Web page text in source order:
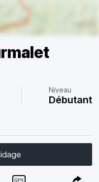
Niveau
Débutant